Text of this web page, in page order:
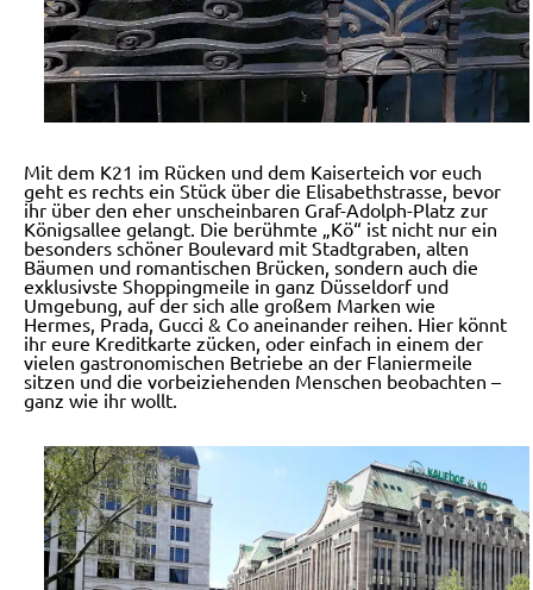
Mit dem K21 im Rücken und dem Kaiserteich vor euch
geht es rechts ein Stück über die Elisabethstrasse, bevor
ihr über den eher unscheinbaren Graf-Adolph-Platz zur
Königsallee gelangt. Die berühmte „Kö“ ist nicht nur ein
besonders schöner Boulevard mit Stadtgraben, alten
Bäumen und romantischen Brücken, sondern auch die
exklusivste Shoppingmeile in ganz Düsseldorf und
Umgebung, auf der sich alle großem Marken wie
Hermes, Prada, Gucci & Co aneinander reihen. Hier könnt
ihr eure Kreditkarte zücken, oder einfach in einem der
vielen gastronomischen Betriebe an der Flaniermeile
sitzen und die vorbeiziehenden Menschen beobachten –
ganz wie ihr wollt.